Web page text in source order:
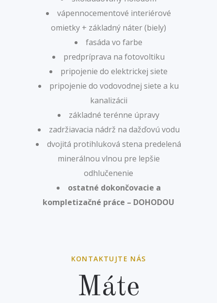
vápennocementové interiérové
omietky + základný náter (biely)
fasáda vo farbe
predpríprava na fotovoltiku
pripojenie do elektrickej siete
pripojenie do vodovodnej siete a ku
kanalizácii
základné terénne úpravy
zadržiavacia nádrž na dažďovú vodu
dvojitá protihluková stena predelená
minerálnou vlnou pre lepšie
odhlučenenie
ostatné dokončovacie a
kompletizačné práce – DOHODOU
KONTAKTUJTE NÁS
Máte